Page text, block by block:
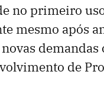
no primeiro
mesmo após
de